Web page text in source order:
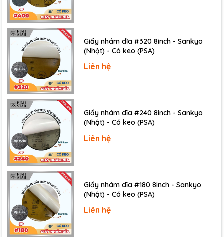
Việc ứng dụng công nghệABSOLUTE
sản phẩm có khả năng xác định chính xác vị trí cần
đo ngay từ khi bật nguồn mà không cần cài đặt lại
hay điều chỉnh.
Tất cả các bộ phận của Panme đều được thiết kế
chuẩn giúp người dùng dễ dàng thao tác và đọc kết
quả, đồng thời đảm bảo độ chính xác tuyệt đối cho
phép đo.
Giấy nhám dĩa #320 8inch - Sankyo
(Nhật) - Có keo (PSA)
Liên hệ
Giấy nhám dĩa #240 8inch - Sankyo
(Nhật) - Có keo (PSA)
Liên hệ
Giấy nhám dĩa #180 8inch - Sankyo
(Nhật) - Có keo (PSA)
Liên hệ